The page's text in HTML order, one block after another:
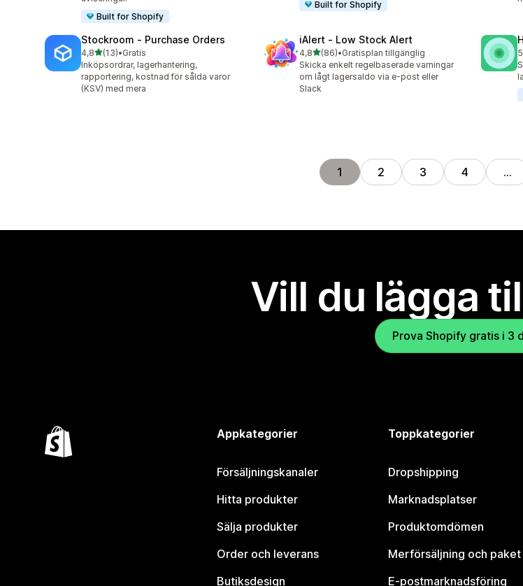
Built for Shopify
Built for Shopify
Stockroom ‑ Purchase Orders
4,8av 5 stjärnor
(13)
13 recensioner totalt
•Gratis
Inköpsordrar, lagerhantering,
rapportering, kostnad för sålda varor
(KSV) med mera
iAlert ‑ Low Stock Alert
4,8av 5 stjärnor
(86)
86 recensioner totalt
•Gratisplan tillgänglig
Skicka enkelt regelbaserade varningar
om lågt lagersaldo via e-post eller
Slack
1 2 3 4 …
Vill du lägga
Prova Shopify gratis i 3
Appkategorier
Försäljningskanaler
Hitta produkter
Sälja produkter
Order och leverans
Butiksdesign
Toppkategorier
Dropshipping
Marknadsplatser
Produktomdömen
Merförsäljning och paket
E-postmarknadsföring